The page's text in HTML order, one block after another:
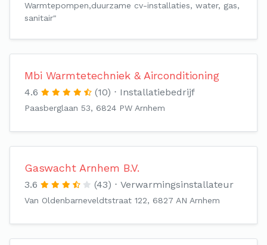
Warmtepompen,duurzame cv-installaties, water, gas,
sanitair"
Mbi Warmtetechniek & Airconditioning
4.6 (10) Installatiebedrijf
Paasberglaan 53, 6824 PW Arnhem
Gaswacht Arnhem B.V.
3.6 (43) Verwarmingsinstallateur
Van Oldenbarneveldtstraat 122, 6827 AN Arnhem